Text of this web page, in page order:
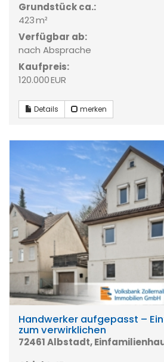
Grund­stück ca.:
423 m²
Verfügbar ab:
nach Absprache
Kaufpreis:
120.000 EUR
Details merken
Handwerker aufgepasst –
zum verwirklichen
72461 Albstadt,